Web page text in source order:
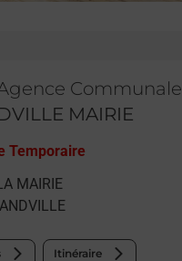
Communale
MAIRIE
Temporaire
MAIRIE
Itinéraire